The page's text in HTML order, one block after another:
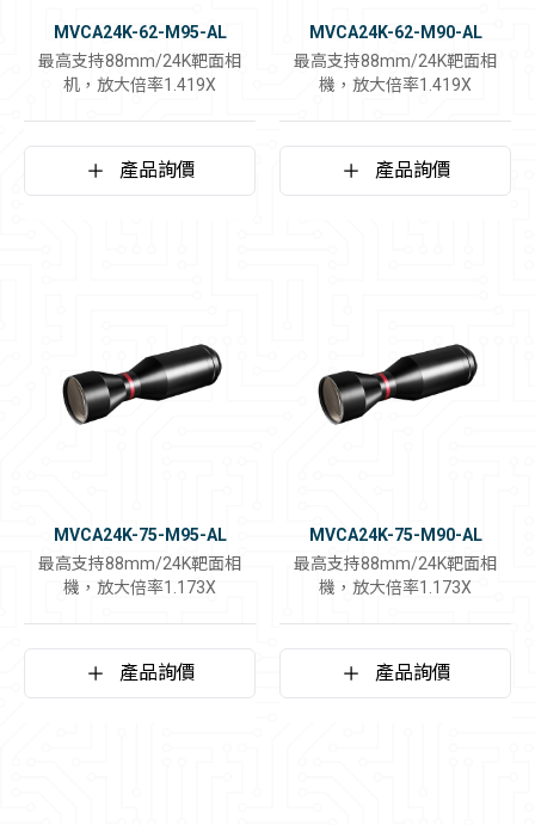
MVCA24K-62-M95-AL
最高支持88mm/24K靶面相
机，放大倍率1.419X
產品詢價
MVCA24K-62-M90-AL
最高支持88mm/24K靶面相
機，放大倍率1.419X
產品詢價
MVCA24K-75-M95-AL
最高支持88mm/24K靶面相
機，放大倍率1.173X
產品詢價
MVCA24K-75-M90-AL
最高支持88mm/24K靶面相
機，放大倍率1.173X
產品詢價